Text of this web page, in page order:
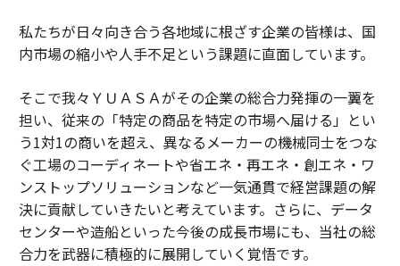
私たちが日々向き合う各地域に根ざす企業の皆様は、国
内市場の縮小や人手不足という課題に直面しています。
そこで我々ＹＵＡＳＡがその企業の総合力発揮の一翼を
担い、従来の「特定の商品を特定の市場へ届ける」とい
う1対1の商いを超え、異なるメーカーの機械同士をつな
ぐ工場のコーディネートや省エネ・再エネ・創エネ・ワ
ンストップソリューションなど一気通貫で経営課題の解
決に貢献していきたいと考えています。さらに、データ
センターや造船といった今後の成長市場にも、当社の総
合力を武器に積極的に展開していく覚悟です。